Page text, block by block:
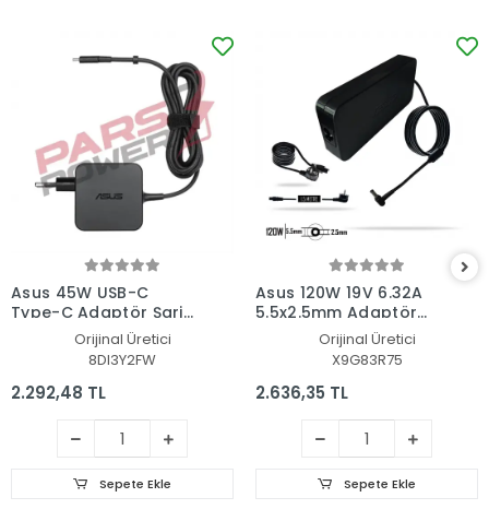
Asus 45W USB-C
Type-C Adaptör Şarj
Aleti-CihazıOrijinal Üretici
8DI3Y2FW
2.292,48 TL
Sepete Ekle
Asus 120W 19V 6.32A
5.5x2.5mm Adaptör
Şarj Aleti-Cihazı
Orijinal Üretici
X9G83R75
2.636,35 TL
Sepete Ekle